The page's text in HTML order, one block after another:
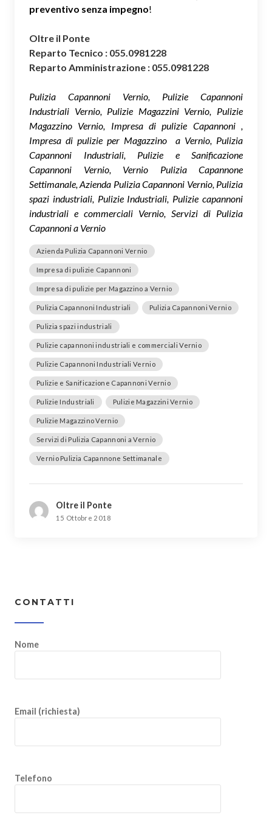
preventivo senza impegno!
Oltre il Ponte
Reparto Tecnico : 055.0981228
Reparto Amministrazione : 055.0981228
Pulizia Capannoni Vernio, Pulizie Capannoni
Industriali Vernio, Pulizie Magazzini Vernio, Pulizie
Magazzino Vernio, Impresa di pulizie Capannoni ,
Impresa di pulizie per Magazzino a Vernio, Pulizia
Capannoni Industriali, Pulizie e Sanificazione
Capannoni Vernio, Vernio Pulizia Capannone
Settimanale, Azienda Pulizia Capannoni Vernio, Pulizia
spazi industriali, Pulizie Industriali, Pulizie capannoni
industriali e commerciali Vernio, Servizi di Pulizia
Capannoni a Vernio
Azienda Pulizia Capannoni Vernio
Impresa di pulizie Capannoni
Impresa di pulizie per Magazzino a Vernio
Pulizia Capannoni Industriali Pulizia Capannoni Vernio
Pulizia spazi industriali
Pulizie capannoni industriali e commerciali Vernio
Pulizie Capannoni Industriali Vernio
Pulizie e Sanificazione Capannoni Vernio
Pulizie Industriali Pulizie Magazzini Vernio
Pulizie Magazzino Vernio
Servizi di Pulizia Capannoni a Vernio
Vernio Pulizia Capannone Settimanale
Oltre il Ponte
15 Ottobre 2018
CONTATTI
Nome
Email (richiesta)
Telefono